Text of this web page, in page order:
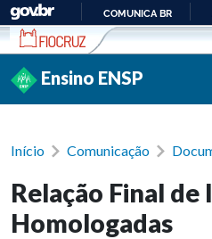
Ir para conteúdo COMUNICA BR
Ensino ENSP
Início Comunicação
Relação Final de
Homologadas